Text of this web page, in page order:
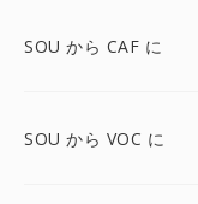
SOU から CAF に
SOU から VOC に